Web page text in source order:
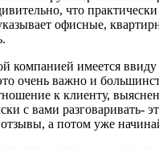
что
офисные,
имеется ввиду
очень важно и
к клиенту,
с вами разговаривать-
а потом уже